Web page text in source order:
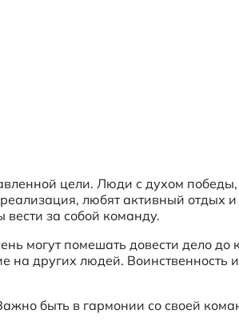
цели. Люди с духом победы,
любят активный отдых и
за собой команду.
могут помешать довести дело до
на других людей. Воинственность и
быть в гармонии со своей